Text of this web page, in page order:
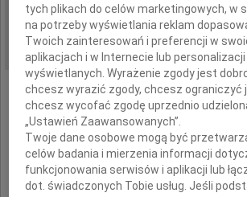
REGION: Częstochowa
DATA EMISJI: 24.04.2019
Z głębokim
że w dniu 16 kwietnia
Lidia
tych plikach do celów marketingowych, w
na potrzeby wyświetlania reklam
Twoich zainteresowań i preferencji w
aplikacjach i w Internecie lub
wyświetlanych. Wyrażenie zgody jest
chcesz wyrazić zgody, chcesz ograniczyć
chcesz wycofać zgodę uprzednio
„Ustawień Zaawansowanych”.
Twoje dane osobowe mogą być
celów badania i mierzenia informacji
funkcjonowania serwisów i aplikacji lub
dot. świadczonych Tobie usług. Jeśli